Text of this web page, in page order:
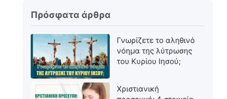
Πρόσφατα άρθρα
Γνωρίζετε το αληθινό
νόημα της λύτρωσης
του Κυρίου Ιησού;
Χριστιανική